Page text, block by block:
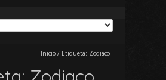
Inicio / Etiqueta: Zodiaco